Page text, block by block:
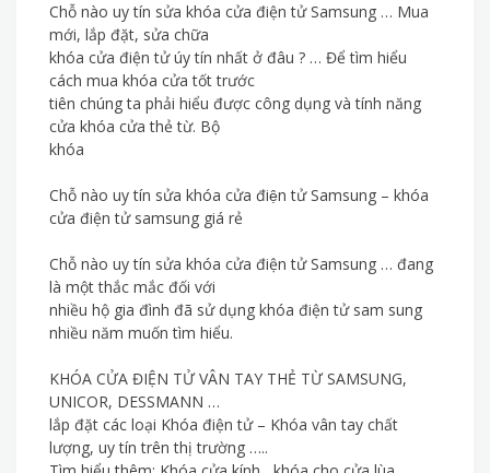
Chỗ nào uy tín sửa khóa cửa điện tử Samsung … Mua
mới, lắp đặt, sửa chữa
khóa cửa điện tử úy tín nhất ở đâu ? … Để tìm hiểu
cách mua khóa cửa tốt trước
tiên chúng ta phải hiểu được công dụng và tính năng
cửa khóa cửa thẻ từ. Bộ
khóa
Chỗ nào uy tín sửa khóa cửa điện tử Samsung – khóa
cửa điện tử samsung giá rẻ
Chỗ nào uy tín sửa khóa cửa điện tử Samsung … đang
là một thắc mắc đối với
nhiều hộ gia đình đã sử dụng khóa điện tử sam sung
nhiều năm muốn tìm hiểu.
KHÓA CỬA ĐIỆN TỬ VÂN TAY THẺ TỪ SAMSUNG,
UNICOR, DESSMANN …
lắp đặt các loại Khóa điện tử – Khóa vân tay chất
lượng, uy tín trên thị trường …..